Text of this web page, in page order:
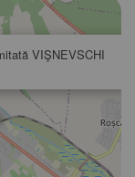
VIŞNEVSCHI